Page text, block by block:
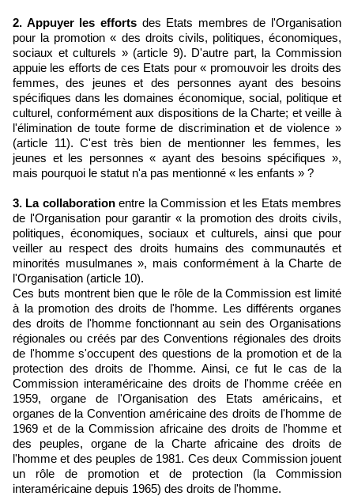
2. Appuyer les efforts des Etats membres de l'Organisation
pour la promotion « des droits civils, politiques, économiques,
sociaux et culturels » (article 9). D'autre part, la Commission
appuie les efforts de ces Etats pour « promouvoir les droits des
femmes, des jeunes et des personnes ayant des besoins
spécifiques dans les domaines économique, social, politique et
culturel, conformément aux dispositions de la Charte; et veille à
l'élimination de toute forme de discrimination et de violence »
(article 11). C'est très bien de mentionner les femmes, les
jeunes et les personnes « ayant des besoins spécifiques »,
mais pourquoi le statut n'a pas mentionné « les enfants » ?
3. La collaborationentre la Commission et les Etats membres
de l'Organisation pour garantir « la promotion des droits civils,
politiques, économiques, sociaux et culturels, ainsi que pour
veiller au respect des droits humains des communautés et
minorités musulmanes », mais conformément à la Charte de
l'Organisation (article 10).
Ces buts montrent bien que le rôle de la Commission est limité
à la promotion des droits de l'homme. Les différents organes
des droits de l'homme fonctionnant au sein des Organisations
régionales ou créés par des Conventions régionales des droits
de l'homme s'occupent des questions de la promotion et de la
protection des droits de l'homme. Ainsi, ce fut le cas de la
Commission interaméricaine des droits de l'homme créée en
1959, organe de l'Organisation des Etats américains, et
organes de la Convention américaine des droits de l'homme de
1969 et de la Commission africaine des droits de l'homme et
des peuples, organe de la Charte africaine des droits de
l'homme et des peuples de 1981. Ces deux Commission jouent
un rôle de promotion et de protection (la Commission
interaméricaine depuis 1965) des droits de l'homme.